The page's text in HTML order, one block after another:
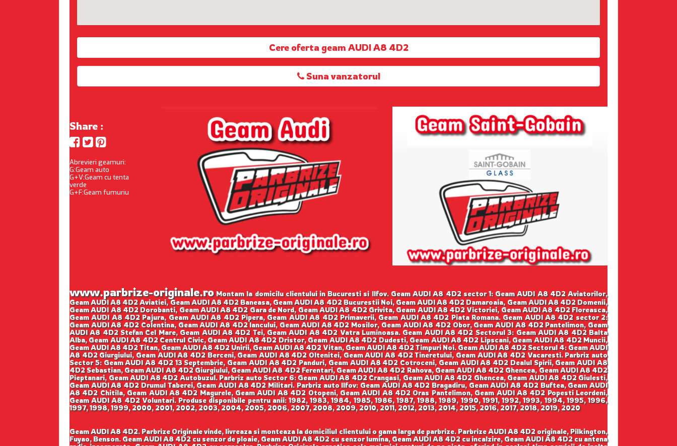
Cere oferta geam AUDI A8 4D2
Suna vanzatorul
Share :
Abrevieri geamuri:
G:Geam auto
G+V:Geam cu tenta
verde
G+F:Geam fumuriu
www.parbrize-originale.roMontam la domicilu clientului in Bucuresti si Ilfov. Geam AUDI A8 4D2 sector 1: Geam AUDI A8 4D2 Aviatorilor,
Geam AUDI A8 4D2 Aviatiei, Geam AUDI A8 4D2 Baneasa, Geam AUDI A8 4D2 Bucurestii Noi, Geam AUDI A8 4D2 Damaroaia, Geam AUDI A8 4D2 Domenii,
Geam AUDI A8 4D2 Dorobanti, Geam AUDI A8 4D2 Gara de Nord, Geam AUDI A8 4D2 Grivita, Geam AUDI A8 4D2 Victoriei, Geam AUDI A8 4D2 Floreasca,
Geam AUDI A8 4D2 Pajura, Geam AUDI A8 4D2 Pipera, Geam AUDI A8 4D2 Primaverii, Geam AUDI A8 4D2 Piata Romana. Geam AUDI A8 4D2 sector 2:
Geam AUDI A8 4D2 Colentina, Geam AUDI A8 4D2 Iancului, Geam AUDI A8 4D2 Mosilor, Geam AUDI A8 4D2 Obor, Geam AUDI A8 4D2 Pantelimon, Geam
AUDI A8 4D2 Stefan Cel Mare, Geam AUDI A8 4D2 Tei, Geam AUDI A8 4D2 Vatra Luminoasa. Geam AUDI A8 4D2 Sectorul 3: Geam AUDI A8 4D2 Balta
Alba, Geam AUDI A8 4D2 Centrul Civic, Geam AUDI A8 4D2 Dristor, Geam AUDI A8 4D2 Dudesti, Geam AUDI A8 4D2 Lipscani, Geam AUDI A8 4D2 Muncii,
Geam AUDI A8 4D2 Titan, Geam AUDI A8 4D2 Unirii, Geam AUDI A8 4D2 Vitan, Geam AUDI A8 4D2 Timpuri Noi. Geam AUDI A8 4D2 Sectorul 4: Geam AUDI
A8 4D2 Giurgiului, Geam AUDI A8 4D2 Berceni, Geam AUDI A8 4D2 Oltenitei, Geam AUDI A8 4D2 Tineretului, Geam AUDI A8 4D2 Vacaresti. Parbriz auto
Sector 5: Geam AUDI A8 4D2 13 Septembrie, Geam AUDI A8 4D2 Panduri, Geam AUDI A8 4D2 Cotroceni, Geam AUDI A8 4D2 Dealul Spirii, Geam AUDI A8
4D2 Sebastian, Geam AUDI A8 4D2 Giurgiului, Geam AUDI A8 4D2 Ferentari, Geam AUDI A8 4D2 Rahova, Geam AUDI A8 4D2 Ghencea, Geam AUDI A8 4D2
Pieptanari, Geam AUDI A8 4D2 Autobuzul. Parbriz auto Sector 6: Geam AUDI A8 4D2 Crangasi, Geam AUDI A8 4D2 Ghencea, Geam AUDI A8 4D2 Giulesti,
Geam AUDI A8 4D2 Drumul Taberei, Geam AUDI A8 4D2 Militari. Parbriz auto Ilfov: Geam AUDI A8 4D2 Bragadiru, Geam AUDI A8 4D2 Buftea, Geam AUDI
A8 4D2 Chitila, Geam AUDI A8 4D2 Magurele, Geam AUDI A8 4D2 Otopeni, Geam AUDI A8 4D2 Oras Pantelimon, Geam AUDI A8 4D2 Popesti Leordeni,
Geam AUDI A8 4D2 Voluntari. Produse disponibile pentru anii: 1982, 1983, 1984, 1985, 1986, 1987, 1988, 1989, 1990, 1991, 1992, 1993, 1994, 1995, 1996,
1997, 1998, 1999, 2000, 2001, 2002, 2003, 2004, 2005, 2006, 2007, 2008, 2009, 2010, 2011, 2012, 2013, 2014, 2015, 2016, 2017, 2018, 2019, 2020
Geam AUDI A8 4D2. Parbrize Originale vinde, livreaza si monteaza la domiciliul clientului o gama larga de parbrize. Parbrize AUDI A8 4D2 originale, Pilkington,
Fuyao, Benson. Geam AUDI A8 4D2 cu senzor de ploaie, Geam AUDI A8 4D2 cu senzor lumina, Geam AUDI A8 4D2 cu incalzire, Geam AUDI A8 4D2 cu antena